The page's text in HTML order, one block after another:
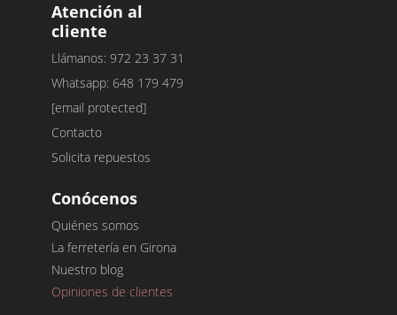
Atención al
cliente
Llámanos: 972 23 37 31
Whatsapp: 648 179 479
[email protected]
Contacto
Solicita repuestos
Conócenos
Quiénes somos
La ferretería en Girona
Nuestro blog
Opiniones de clientes